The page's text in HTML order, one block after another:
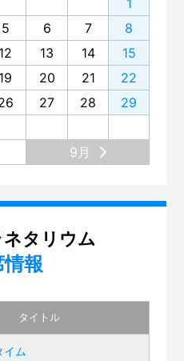
空歴史秘話」
星と土星の世界」
う）」を見てみませんか？
宙ヒストリア～138億年、
ニューアルの舞台裏
大阪大学
準備 ～気象コーナー～
ーカス・ツアー・ジャパ
5 6 7
8
12 13 14
15
19 20 21
22
27 28
29
9月
タリウム
報
タイトル
イム